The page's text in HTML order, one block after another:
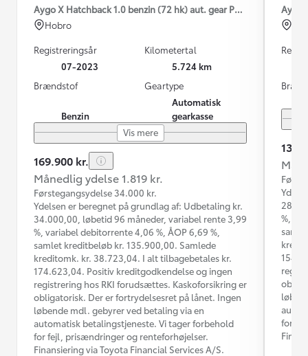
Aygo X Hatchback 1.0 benzin (72 hk) aut. gear Pulse Edition -
Hobro
Registreringsår
07-2023
Kilometertal
5.724 km
Brændstof
Benzin
Geartype
Automatisk
gearkasse
Vis mere
169.900 kr.
Månedlig ydelse 1.819 kr.
Førstegangsydelse 34.000 kr.
Ydelsen er beregnet på grundlag af: Udbetaling kr.
34.000,00, løbetid 96 måneder, variabel rente 3,99
%, variabel debitorrente 4,06 %, ÅOP 6,69 %,
samlet kreditbeløb kr. 135.900,00. Samlede
kreditomk. kr. 38.723,04. I alt tilbagebetales kr.
174.623,04. Positiv kreditgodkendelse og ingen
registrering hos RKI forudsættes. Kaskoforsikring er
obligatorisk. Der er fortrydelsesret på lånet. Ingen
løbende mdl. gebyrer ved betaling via en
automatisk betalingstjeneste. Vi tager forbehold
for fejl, prisændringer og renteforhøjelser.
Finansiering via Toyota Financial Services A/S.
Aygo
%,
for